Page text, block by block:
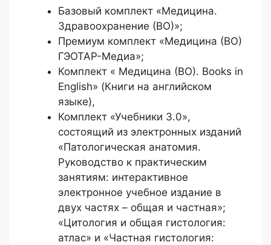
Базовый комплект «Медицина.
Здравоохранение (ВО)»;
Премиум комплект «Медицина (ВО)
ГЭОТАР-Медиа»;
Комплект « Медицина (ВО). Books in
English» (Книги на английском
языке),
Комплект «Учебники 3.0»,
состоящий из электронных изданий
«Патологическая анатомия.
Руководство к практическим
занятиям: интерактивное
электронное учебное издание в
двух частях – общая и частная»;
«Цитология и общая гистология:
атлас» и «Частная гистология: